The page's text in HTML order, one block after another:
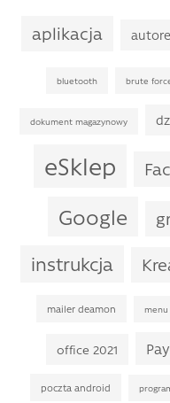
aplikacja
bluetooth brute
dokument magazynowy
eSklep
Google
instrukcja
mailer deamon menu
office 2021
poczta android